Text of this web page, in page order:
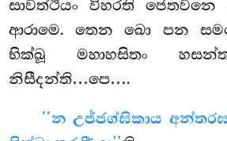
සාවත්ථියං විහරති
ආරාමෙ. තෙන ඛො පන
භික්ඛූ මහාහසිතං
නිසීදන්ති…පෙ….
‘‘න උජ්ජග්ඝිකාය